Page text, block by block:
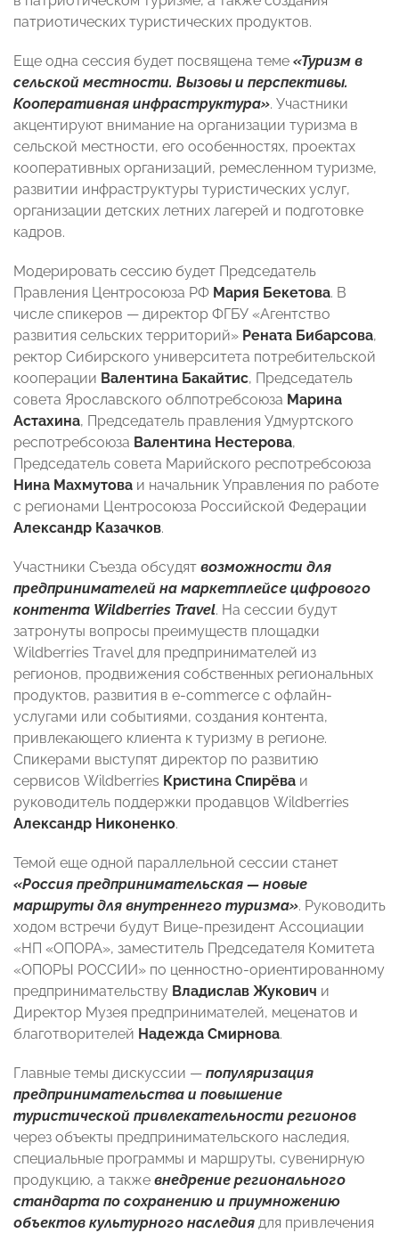
патриотических туристических продуктов.
Еще одна сессия будет посвящена теме «Туризм в
сельской местности. Вызовы и перспективы.
Кооперативная инфраструктура». Участники
акцентируют внимание на организации туризма в
сельской местности, его особенностях, проектах
кооперативных организаций, ремесленном туризме,
развитии инфраструктуры туристических услуг,
организации детских летних лагерей и подготовке
кадров.
Модерировать сессию будет Председатель
Правления Центросоюза РФ Мария Бекетова. В
числе спикеров — директор ФГБУ «Агентство
развития сельских территорий» Рената Бибарсова,
ректор Сибирского университета потребительской
кооперации Валентина Бакайтис, Председатель
совета Ярославского облпотребсоюза Марина
Астахина, Председатель правления Удмуртского
респотребсоюза Валентина Нестерова,
Председатель совета Марийского респотребсоюза
Нина Махмутова и начальник Управления по работе
с регионами Центросоюза Российской Федерации
Александр Казачков.
Участники Съезда обсудят возможности для
предпринимателей на маркетплейсе цифрового
контента Wildberries Travel. На сессии будут
затронуты вопросы преимуществ площадки
Wildberries Travel для предпринимателей из
регионов, продвижения собственных региональных
продуктов, развития в e-commerce с офлайн-
услугами или событиями, создания контента,
привлекающего клиента к туризму в регионе.
Спикерами выступят директор по развитию
сервисов Wildberries Кристина Спирёва и
руководитель поддержки продавцов Wildberries
Александр Никоненко.
Темой еще одной параллельной сессии станет
«Россия предпринимательская — новые
маршруты для внутреннего туризма». Руководить
ходом встречи будут Вице-президент Ассоциации
«НП «ОПОРА», заместитель Председателя Комитета
«ОПОРЫ РОССИИ» по ценностно-ориентированному
предпринимательству Владислав Жукович и
Директор Музея предпринимателей, меценатов и
благотворителей Надежда Смирнова.
Главные темы дискуссии — популяризация
предпринимательства и повышение
туристической привлекательности регионов
через объекты предпринимательского наследия,
специальные программы и маршруты, сувенирную
продукцию, а также внедрение регионального
стандарта по сохранению и приумножению
объектов культурного наследия для привлечения